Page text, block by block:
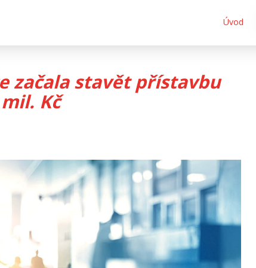
Úvod
začala stavět přístavbu
Kč